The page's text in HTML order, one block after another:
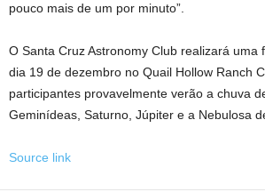
pouco mais de um por minuto”.
O Santa Cruz Astronomy Club realizará uma
dia 19 de dezembro no Quail Hollow Ranch
participantes provavelmente verão a chuva
Geminídeas, Saturno, Júpiter e a Nebulosa
Source link